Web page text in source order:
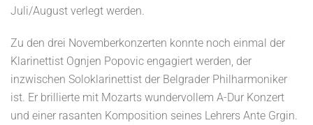
Juli/August verlegt werden.
Zu den drei Novemberkonzerten konnte noch einmal der
Klarinettist Ognjen Popovic engagiert werden, der
inzwischen Soloklarinettist der Belgrader Philharmoniker
ist. Er brillierte mit Mozarts wundervollem A-Dur Konzert
und einer rasanten Komposition seines Lehrers Ante Grgin.